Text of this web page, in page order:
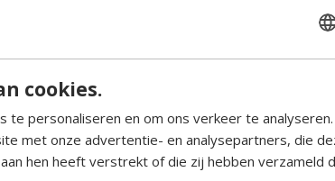
cookies.
te personaliseren en om ons verkeer te
met onze advertentie- en analysepartners, die
hen heeft verstrekt of die zij hebben verzameld